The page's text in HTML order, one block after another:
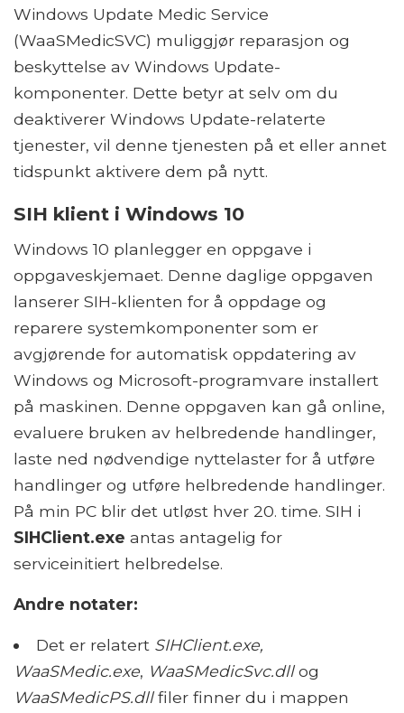
Windows Update Medic Service
(WaaSMedicSVC) muliggjør reparasjon og
beskyttelse av Windows Update-
komponenter. Dette betyr at selv om du
deaktiverer Windows Update-relaterte
tjenester, vil denne tjenesten på et eller annet
tidspunkt aktivere dem på nytt.
SIH klient i Windows 10
Windows 10 planlegger en oppgave i
oppgaveskjemaet. Denne daglige oppgaven
lanserer SIH-klienten for å oppdage og
reparere systemkomponenter som er
avgjørende for automatisk oppdatering av
Windows og Microsoft-programvare installert
på maskinen. Denne oppgaven kan gå online,
evaluere bruken av helbredende handlinger,
laste ned nødvendige nyttelaster for å utføre
handlinger og utføre helbredende handlinger.
På min PC blir det utløst hver 20. time. SIH i
SIHClient.exe antas antagelig for
serviceinitiert helbredelse.
Andre notater:
Det er relatert SIHClient.exe,
WaaSMedic.exe, WaaSMedicSvc.dllog
WaaSMedicPS.dllfiler finner du i mappen